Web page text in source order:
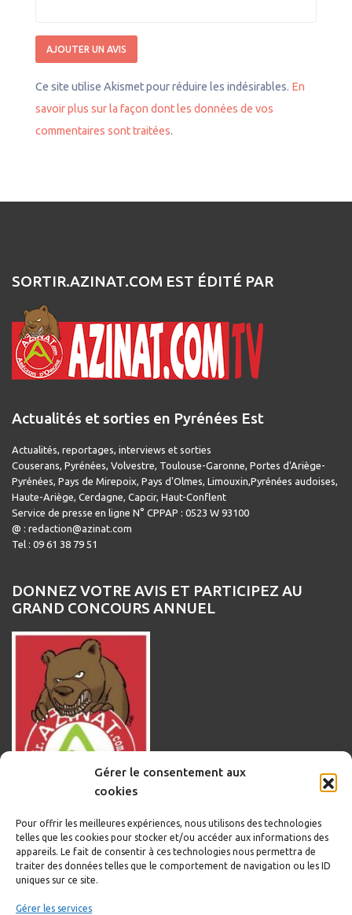
Gérer le consentement aux
cookies
Pour offrir les meilleures expériences, nous utilisons des technologies
telles que les cookies pour stocker et/ou accéder aux informations des
appareils. Le fait de consentir à ces technologies nous permettra de
traiter des données telles que le comportement de navigation ou les ID
uniques sur ce site.
Gérer les services
Ce site utilise Akismet pour réduire les indésirables. En
savoir plus sur la façon dont les données de vos
commentaires sont traitées.
SORTIR.AZINAT.COM EST ÉDITÉ PAR
Actualités et sorties en Pyrénées Est
Actualités, reportages, interviews et sorties
Couserans, Pyrénées, Volvestre, Toulouse-Garonne, Portes d'Ariège-
Pyrénées, Pays de Mirepoix, Pays d'Olmes, Limouxin,Pyrénées audoises,
Haute-Ariège, Cerdagne, Capcir, Haut-Conflent
Service de presse en ligne N° CPPAP : 0523 W 93100
@ : redaction@azinat.com
Tel : 09 61 38 79 51
DONNEZ VOTRE AVIS ET PARTICIPEZ AU
GRAND CONCOURS ANNUEL
Informations légales